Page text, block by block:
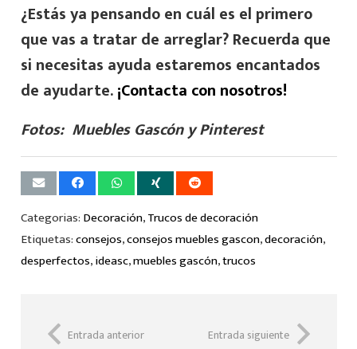
¿Estás ya pensando en cuál es el primero
que vas a tratar de arreglar? Recuerda que
si necesitas ayuda estaremos encantados
de ayudarte.¡Contacta con nosotros!
Fotos: Muebles Gascón y Pinterest
Categorias: Decoración,Trucos de decoración
Etiquetas:consejos,consejos muebles gascon,decoración,
desperfectos,ideasc,muebles gascón,trucos
Entrada anterior Entrada siguiente